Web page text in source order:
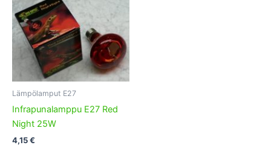
Lämpölamput E27
Infrapunalamppu E27 Red
Night 25W
4,15€